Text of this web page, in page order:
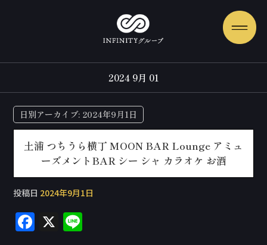
2024 9月 01
日別アーカイブ: 2024年9月1日
土浦 つちうら横丁 MOON BAR Lounge アミュ
ーズメントBAR シー シャ カラオケ お酒
投稿日 2024年9月1日
F X